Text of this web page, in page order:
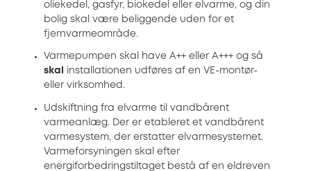
oliekedel, gasfyr, biokedel eller elvarme, og din
bolig skal være beliggende uden for et
fjernvarmeområde.
Varmepumpen skal have A++ eller A+++ og så
skal
installationen udføres af en VE-montør-
eller virksomhed.
Udskiftning fra elvarme til vandbårent
varmeanlæg. Der er etableret et vandbårent
varmesystem, der erstatter elvarmesystemet.
Varmeforsyningen skal efter
energiforbedringstiltaget bestå af en eldreven